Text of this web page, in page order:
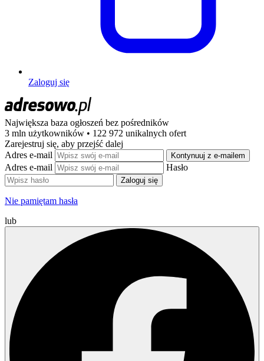
Zaloguj się
Największa baza ogłoszeń bez pośredników
3 mln użytkowników • 122 972 unikalnych ofert
Zarejestruj się, aby przejść dalej
Adres e-mail
Kontynuuj z e-mailem
Adres e-mail Hasło
Zaloguj się
Nie pamiętam hasła
lub